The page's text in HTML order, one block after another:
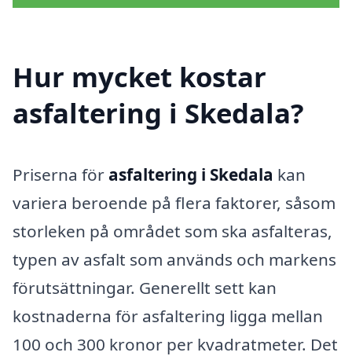
Hur mycket kostar
asfaltering i Skedala?
Priserna för asfaltering i Skedala kan
variera beroende på flera faktorer, såsom
storleken på området som ska asfalteras,
typen av asfalt som används och markens
förutsättningar. Generellt sett kan
kostnaderna för asfaltering ligga mellan
100 och 300 kronor per kvadratmeter. Det